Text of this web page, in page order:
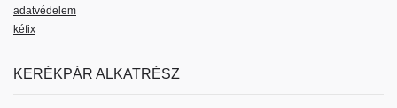
adatvédelem
kéfix
KERÉKPÁR ALKATRÉSZ